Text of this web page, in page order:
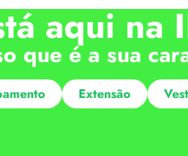
aqui na
que é a sua
Extensão